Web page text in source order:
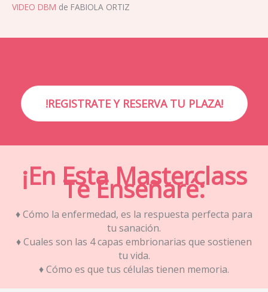
VIDEO DBM de FABIOLA ORTIZ
!REGISTRATE Y RESERVA TU PLAZA!
¡En Esta Masterclass
Te Enseñaré:
♦ Cómo la enfermedad, es la respuesta perfecta para
tu sanación.
♦ Cuales son las 4 capas embrionarias que sostienen
tu vida.
♦ Cómo es que tus células tienen memoria.